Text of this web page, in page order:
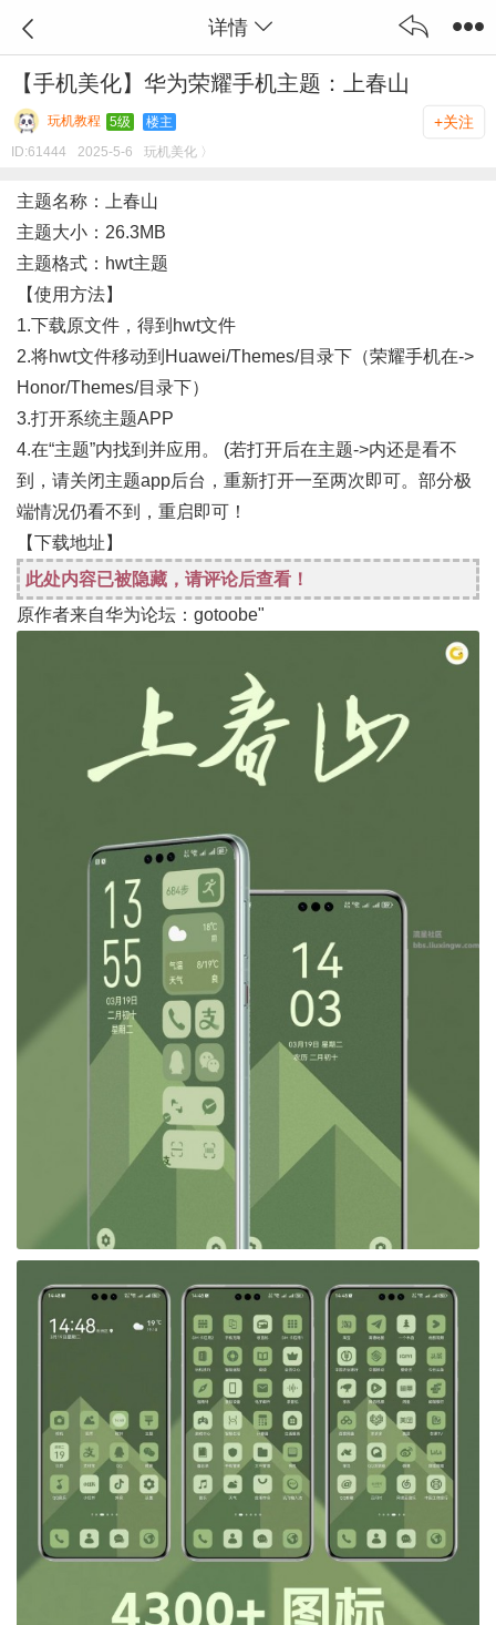
详情
【手机美化】华为荣耀手机主题：上春山
+关注
玩机教程 5级
楼主
ID:61444 2025-5-6 玩机美化 〉
主题名称：上春山
主题大小：26.3MB
主题格式：hwt主题
【使用方法】
1.下载原文件，得到hwt文件
2.将hwt文件移动到Huawei/Themes/目录下（荣耀手机在->
Honor/Themes/目录下）
3.打开系统主题APP
4.在“主题”内找到并应用。 (若打开后在主题->内还是看不
到，请关闭主题app后台，重新打开一至两次即可。部分极
端情况仍看不到，重启即可！
【下载地址】
此处内容已被隐藏，请评论后查看！
原作者来自华为论坛：gotoobe"